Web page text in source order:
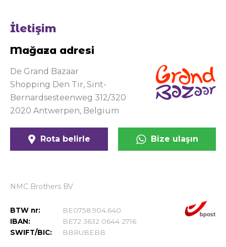
İletişim
Mağaza adresi
De Grand Bazaar
Shopping Den Tir, Sint-
Bernardsesteenweg 312/320
Rota belirle Bize ulaşın
NMC Brothers BV
BTW nr:
BE0758.904.640
IBAN:
BE72 3632 0644 2716
SWIFT/BIC:
BBRUBEBB